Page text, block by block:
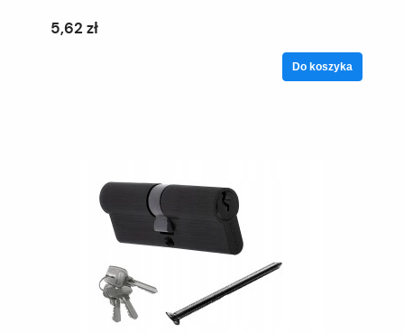
5,62 zł
Do koszyka